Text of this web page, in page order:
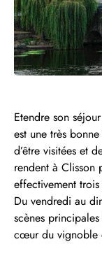
Etendre son
est une très
d’être visitées et
rendent à Clisson
effectivement
Du vendredi au
scènes
cœur du vignoble